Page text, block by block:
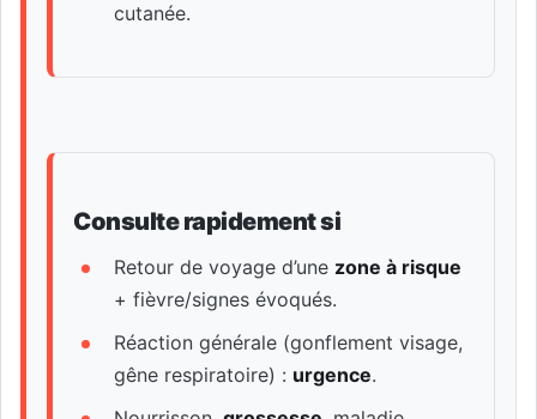
cutanée.
Consulte rapidement si
Retour de voyage d’une zone à risque
+ fièvre/signes évoqués.
Réaction générale (gonflement visage,
gêne respiratoire) : urgence.